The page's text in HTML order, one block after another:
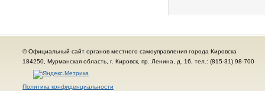
© Официальный сайт органов местного самоуправления города Кировска
184250, Мурманская область, г. Кировск, пр. Ленина, д. 16, тел.: (815-31) 98-700
Политика конфиденциальности